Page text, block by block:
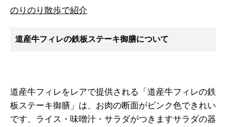
のりのり散歩で紹介
道産牛フィレの鉄板ステーキ御膳について
道産牛フィレをレアで提供される「道産牛フィレの鉄
板ステーキ御膳」は、お肉の断面がピンク色できれい
です、ライス・味噌汁・サラダがつきますサラダの器